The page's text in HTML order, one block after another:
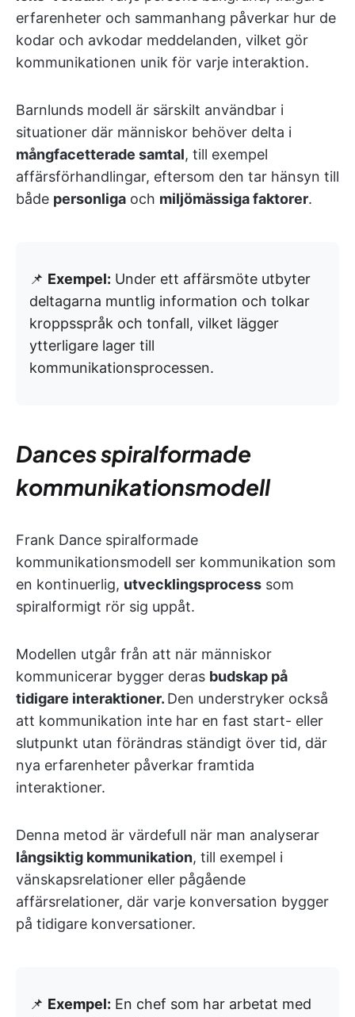
erfarenheter och sammanhang påverkar hur de
kodar och avkodar meddelanden, vilket gör
kommunikationen unik för varje interaktion.
Barnlunds modell är särskilt användbar i
situationer där människor behöver delta i
mångfacetterade samtal, till exempel
affärsförhandlingar, eftersom den tar hänsyn till
både personliga och miljömässiga faktorer.
📌 Exempel: Under ett affärsmöte utbyter
deltagarna muntlig information och tolkar
kroppsspråk och tonfall, vilket lägger
ytterligare lager till
kommunikationsprocessen.
Dances spiralformade
kommunikationsmodell
Frank Dance spiralformade
kommunikationsmodell ser kommunikation som
en kontinuerlig, utvecklingsprocess som
spiralformigt rör sig uppåt.
Modellen utgår från att när människor
kommunicerar bygger deras budskap på
tidigare interaktioner. Den understryker också
att kommunikation inte har en fast start- eller
slutpunkt utan förändras ständigt över tid, där
nya erfarenheter påverkar framtida
interaktioner.
Denna metod är värdefull när man analyserar
långsiktig kommunikation, till exempel i
vänskapsrelationer eller pågående
affärsrelationer, där varje konversation bygger
på tidigare konversationer.
📌 Exempel: En chef som har arbetat med